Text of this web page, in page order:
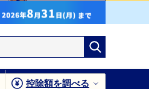
控除額を調べる